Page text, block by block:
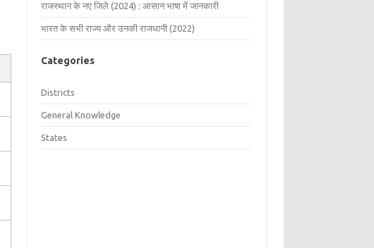
राजस्थान के नए जिले (2024) : आसान भाषा में जानकारी
भारत के सभी राज्य और उनकी राजधानी (2022)
Categories
Districts
General Knowledge
States